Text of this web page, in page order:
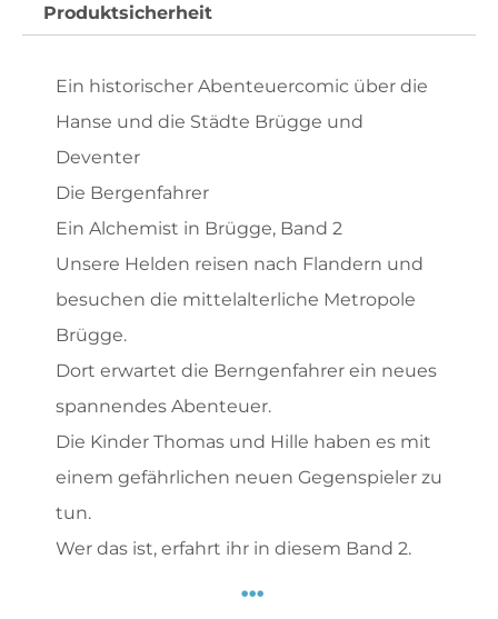
Produktsicherheit
Ein historischer Abenteuercomic über die
Hanse und die Städte Brügge und
Deventer
Die Bergenfahrer
Ein Alchemist in Brügge, Band 2
Unsere Helden reisen nach Flandern und
besuchen die mittelalterliche Metropole
Brügge.
Dort erwartet die Berngenfahrer ein neues
spannendes Abenteuer.
Die Kinder Thomas und Hille haben es mit
einem gefährlichen neuen Gegenspieler zu
tun.
Wer das ist, erfahrt ihr in diesem Band 2.